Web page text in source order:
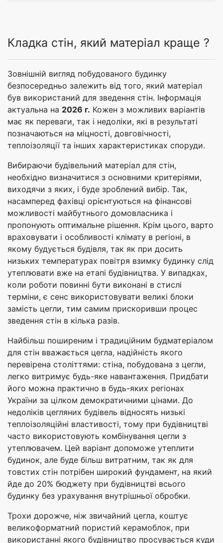
Кладка стін, який матеріал краще ?
Зовнішній вигляд побудованого будинку
безпосередньо залежить від того, який матеріал
був використаний для зведення стін. Інформація
актуальна на 2026 г. Кожен з можливих варіантів
має як переваги, так і недоліки, які в результаті
позначаються на міцності, довговічності,
теплоізоляції та інших характеристиках споруди.
Вибираючи будівельний матеріал для стін,
необхідно визначитися з основними критеріями,
виходячи з яких, і буде зроблений вибір. Так,
насамперед фахівці орієнтуються на фінансові
можливості майбутнього домовласника і
пропонують оптимальне рішення. Крім цього, варто
враховувати і особливості клімату в регіоні, в
якому будується будівля, так як при досить
низьких температурах повітря взимку будинку слід
утеплювати вже на етапі будівництва. У випадках,
коли роботи повинні бути виконані в стислі
терміни, є сенс використовувати великі блоки
замість цегли, тим самим прискоривши процес
зведення стін в кілька разів.
Найбільш поширеним і традиційним будматеріалом
для стін вважається цегла, надійність якого
перевірена століттями: стіна, побудована з цегли,
легко витримує будь-яке навантаження. Придбати
його можна практично в будь-яких регіонах
України за цілком демократичними цінами. До
недоліків цегляних будівель відносять низькі
теплоізоляційні властивості, тому при будівництві
часто використовують комбінування цегли з
утеплювачем. Цей варіант допоможе утеплити
будинок, але буде більш витратним, так як для
товстих стін потрібен широкий фундамент, на який
йде до 20% бюджету при будівництві всього
будинку без урахування внутрішньої обробки.
Трохи дорожче, ніж звичайний цегла, коштує
великоформатний пористий керамоблок, при
використанні якого будівництво просувається куди